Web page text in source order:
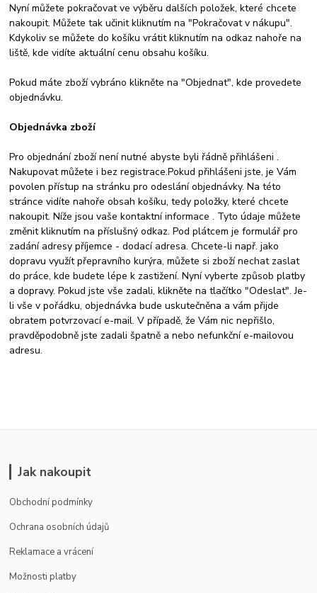
Nyní můžete pokračovat ve výběru dalších položek, které chcete
nakoupit. Můžete tak učinit kliknutím na "Pokračovat v nákupu".
Kdykoliv se můžete do košíku vrátit kliknutím na odkaz nahoře na
liště, kde vidíte aktuální cenu obsahu košíku.
Pokud máte zboží vybráno klikněte na "Objednat", kde provedete
objednávku.
Objednávka zboží
Pro objednání zboží není nutné abyste byli řádně přihlášeni .
Nakupovat můžete i bez registrace.Pokud přihlášeni jste, je Vám
povolen přístup na stránku pro odeslání objednávky. Na této
stránce vidíte nahoře obsah košíku, tedy položky, které chcete
nakoupit. Níže jsou vaše kontaktní informace . Tyto údaje můžete
změnit kliknutím na příslušný odkaz. Pod plátcem je formulář pro
zadání adresy příjemce - dodací adresa. Chcete-li např. jako
dopravu využít přepravního kurýra, můžete si zboží nechat zaslat
do práce, kde budete lépe k zastižení. Nyní vyberte způsob platby
a dopravy. Pokud jste vše zadali, klikněte na tlačítko "Odeslat". Je-
li vše v pořádku, objednávka bude uskutečněna a vám přijde
obratem potvrzovací e-mail. V případě, že Vám nic nepřišlo,
pravděpodobně jste zadali špatně a nebo nefunkční e-mailovou
adresu.
Jak nakoupit
Obchodní podmínky
Ochrana osobních údajů
Reklamace a vrácení
Možnosti platby